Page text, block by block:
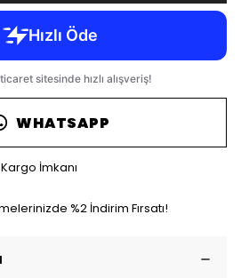
WHATSAPP
İmkanı
%2 İndirim Fırsatı!